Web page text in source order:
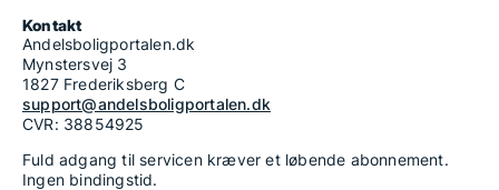
Kontakt
Andelsboligportalen.dk
Mynstersvej 3
1827 Frederiksberg C
support@andelsboligportalen.dk
CVR: 38854925
Fuld adgang til servicen kræver et løbende abonnement.
Ingen bindingstid.